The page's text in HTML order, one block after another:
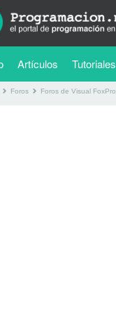
Artículos Tutoriales
Foros Foros de Visual FoxPro